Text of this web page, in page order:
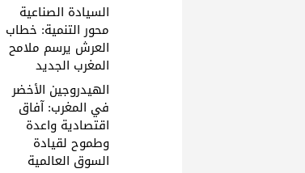
السيادة الصناعية
محور التنمية: خطاب
العرش يرسم ملامح
المغرب الجديد
الهيدروجين الأخضر
في المغرب: آفاق
اقتصادية واعدة
وطموح لقيادة
السوق العالمية